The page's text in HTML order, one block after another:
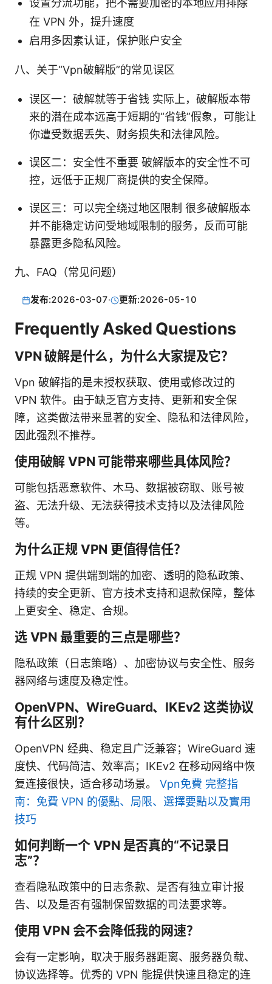
设置分流功能，把不需要加密的本地应用排除
在 VPN 外，提升速度
启用多因素认证，保护账户安全
八、关于“Vpn破解版”的常见误区
误区一：破解就等于省钱 实际上，破解版本带
来的潜在成本远高于短期的“省钱”假象，可能让
你遭受数据丢失、财务损失和法律风险。
误区二：安全性不重要 破解版本的安全性不可
控，远低于正规厂商提供的安全保障。
误区三：可以完全绕过地区限制 很多破解版本
并不能稳定访问受地域限制的服务，反而可能
暴露更多隐私风险。
九、FAQ（常见问题）
发布:2026-03-07· 更新:2026-05-10
Frequently Asked Questions
VPN 破解是什么，为什么大家提及它？
Vpn 破解指的是未授权获取、使用或修改过的
VPN 软件。由于缺乏官方支持、更新和安全保
障，这类做法带来显著的安全、隐私和法律风险，
因此强烈不推荐。
使用破解 VPN 可能带来哪些具体风险？
可能包括恶意软件、木马、数据被窃取、账号被
盗、无法升级、无法获得技术支持以及法律风险
等。
为什么正规 VPN 更值得信任？
正规 VPN 提供端到端的加密、透明的隐私政策、
持续的安全更新、官方技术支持和退款保障，整体
上更安全、稳定、合规。
选 VPN 最重要的三点是哪些？
隐私政策（日志策略）、加密协议与安全性、服务
器网络与速度及稳定性。
OpenVPN、WireGuard、IKEv2 这类协议
有什么区别？
OpenVPN 经典、稳定且广泛兼容；WireGuard 速
度快、代码简洁、效率高；IKEv2 在移动网络中恢
复连接很快，适合移动场景。 Vpn免費 完整指
南：免費 VPN 的優點、局限、選擇要點以及實用
技巧
如何判断一个 VPN 是否真的“不记录日
志”？
查看隐私政策中的日志条款、是否有独立审计报
告、以及是否有强制保留数据的司法要求等。
使用 VPN 会不会降低我的网速？
会有一定影响，取决于服务器距离、服务器负载、
协议选择等。优秀的 VPN 能提供快速且稳定的连